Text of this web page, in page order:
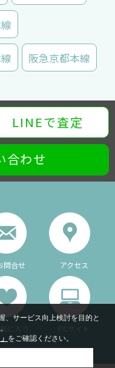
阪急京都本線
LINEで査定
合わせ
問合せ アクセス
に入り PCサイト
、サービス向上検討を目的と
をご確認ください。